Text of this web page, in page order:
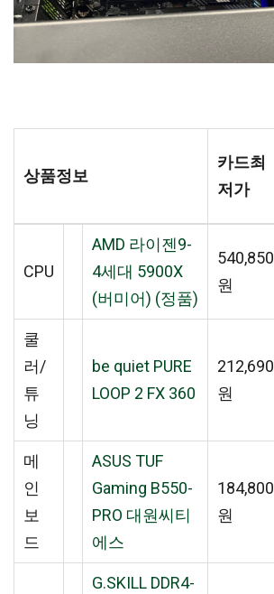
상품정보
카드최
저가
CPU
AMD 라이젠9-
4세대 5900X
(버미어) (정품)
540,850
원
쿨
러/
튜
닝
be quiet PURE
LOOP 2 FX 360
212,690
원
메
인
보
드
ASUS TUF
Gaming B550-
PRO 대원씨티
에스
184,800
원
G.SKILL DDR4-